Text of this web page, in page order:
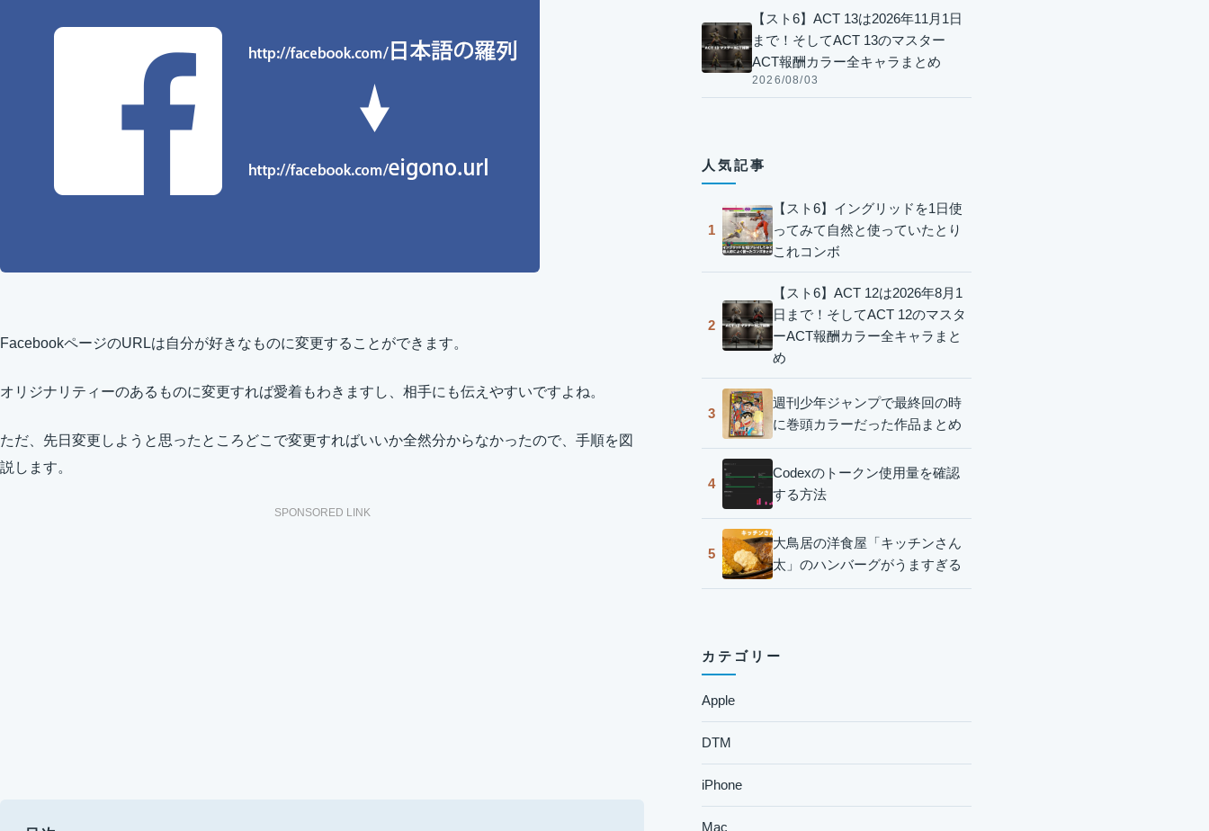
FacebookページのURLは自分が好きなものに変更することができます。
オリジナリティーのあるものに変更すれば愛着もわきますし、相手にも伝えやすいですよね。
ただ、先日変更しようと思ったところどこで変更すればいいか全然分からなかったので、手順を図
説します。
SPONSORED LINK
【スト6】ACT 13は2026年11月1日
まで！そしてACT 13のマスター
ACT報酬カラー全キャラまとめ
2026/08/03
人気記事
1
【スト6】イングリッドを1日使
ってみて自然と使っていたとり
これコンボ
2
【スト6】ACT 12は2026年8月1
日まで！そしてACT 12のマスタ
ーACT報酬カラー全キャラまと
め
3
週刊少年ジャンプで最終回の時
に巻頭カラーだった作品まとめ
4
Codexのトークン使用量を確認
する方法
5
大鳥居の洋食屋「キッチンさん
太」のハンバーグがうますぎる
カテゴリー
Apple
DTM
iPhone
Mac